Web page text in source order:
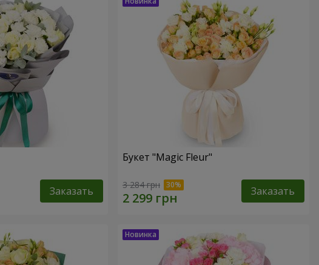
Заказать
Букет "Magic Fleur"
3 284 грн Заказать